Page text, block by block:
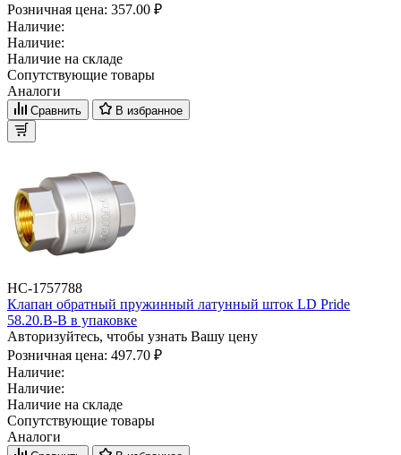
Розничная цена: 357.00 ₽
Наличие:
Наличие:
Наличие на складе
Сопутствующие товары
Аналоги
Сравнить В избранное
НС-1757788
Клапан обратный пружинный латунный шток LD Pride
58.20.В-В в упаковке
Авторизуйтесь, чтобы узнать Вашу цену
Розничная цена: 497.70 ₽
Наличие:
Наличие:
Наличие на складе
Сопутствующие товары
Аналоги